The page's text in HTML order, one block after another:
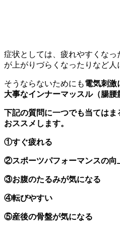
症状としては、疲れやすくな
が上がりづらくなったりなど人
そうならないためにも電気刺激
大事なインナーマッスル（腸腰
下記の質問に一つでも当ては
おススメします。
①すぐ疲れる
②スポーツパフォーマンスの向
③お腹のたるみが気になる
④転びやすい
⑤産後の骨盤が気になる